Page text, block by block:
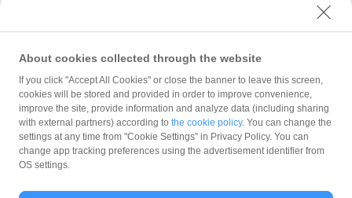
ウェブサイト利用規約
反社会的勢力に対する方針
勧誘方針
マネロン等基本方針
カスタマーハラスメントに関する当社の考え方
About cookies collected through the website
If you click "Accept All Cookies" or close the banner to leave this screen,
cookies will be stored and provided in order to improve convenience,
improve the site, provide information and analyze data (including sharing
with external partners) according to the cookie policy. You can change the
settings at any time from "Cookie Settings" in Privacy Policy. You can
change app tracking preferences using the advertisement identifier from
OS settings.